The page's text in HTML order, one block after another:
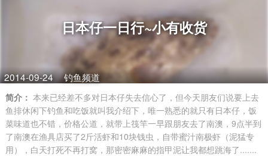
日本仔一日行~小有收货
2014-09-24 钓鱼频道
简介： 本来已经差不多对日本仔失去信心了，但今天朋友们说要上去
鱼排休闲下钓鱼和吃饭就叫我介绍下，唯一熟悉的就只有日本仔，饭
菜味道也不错，价格公道，就带上筏竿一早跟朋友去了南澳，9点半到
了南澳在渔具店买了2斤活虾和10块钱虫，自带蜜汁南极虾（泥猛专
用），白天打死不再打窝，那密密麻麻的指甲泥让我都想跳海了.......